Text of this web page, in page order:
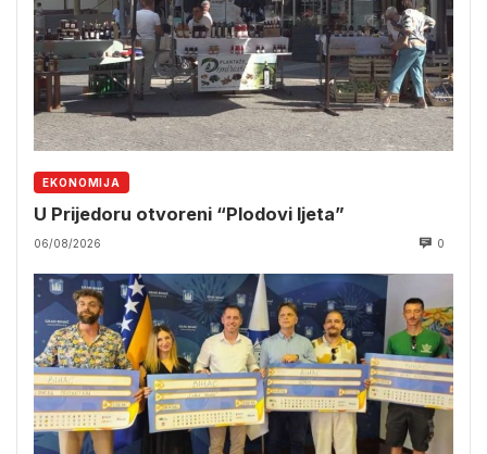
EKONOMIJA
U Prijedoru otvoreni “Plodovi ljeta”
06/08/2026 0